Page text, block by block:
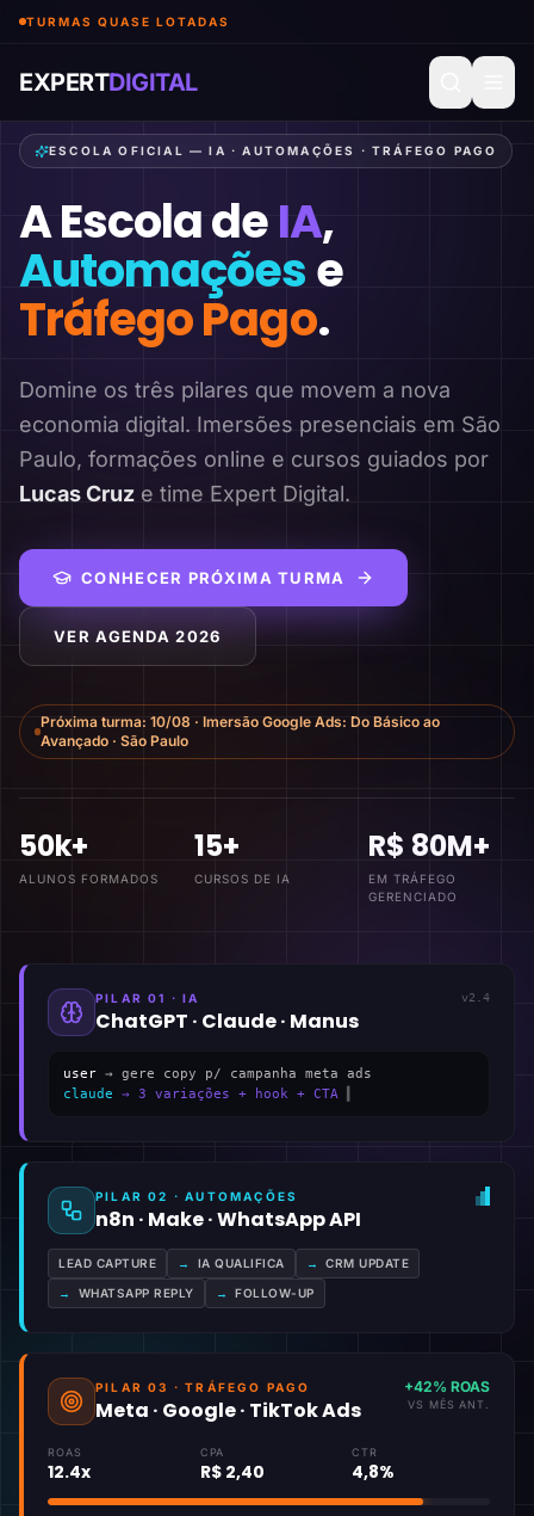
TURMAS QUASE LOTADAS
EXPERTDIGITAL
ESCOLA OFICIAL — IA · AUTOMAÇÕES · TRÁFEGO PAGO
A Escola deIA,
Automaçõese
Tráfego Pago.
Domine os três pilares que movem a nova
economia digital. Imersões presenciais em São
Paulo, formações online e cursos guiados por
Lucas Cruz e time Expert Digital.
CONHECER PRÓXIMA TURMA
VER AGENDA 2026
Próxima turma: 10/08 · Imersão Google Ads: Do Básico ao
Avançado · São Paulo
50k+
ALUNOS FORMADOS
15+
CURSOS DE IA
R$ 80M+
EM TRÁFEGO
GERENCIADO
PILAR 01 · IA
ChatGPT · Claude · Manus
v2.4
user → gere copy p/ campanha meta ads
claude → 3 variações + hook + CTA
PILAR 02 · AUTOMAÇÕES
n8n · Make · WhatsApp API
LEAD CAPTURE → IA QUALIFICA → CRM UPDATE
→ WHATSAPP REPLY → FOLLOW-UP
PILAR 03 · TRÁFEGO PAGO
Meta · Google · TikTok Ads
+42% ROAS
VS MÊS ANT.
ROAS
12.4x
CPA
R$ 2,40
CTR
4,8%